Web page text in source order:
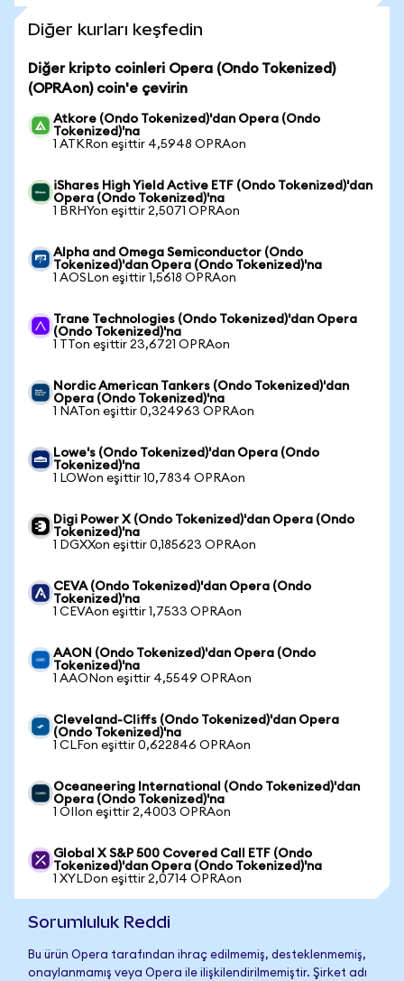
Diğer kurları keşfedin
Diğer kripto coinleri Opera (Ondo Tokenized)
(OPRAon) coin'e çevirin
Atkore (Ondo Tokenized)'dan Opera (Ondo
Tokenized)'na
1 ATKRon eşittir 4,5948 OPRAon
iShares High Yield Active ETF (Ondo Tokenized)'dan
Opera (Ondo Tokenized)'na
1 BRHYon eşittir 2,5071 OPRAon
Alpha and Omega Semiconductor (Ondo
Tokenized)'dan Opera (Ondo Tokenized)'na
1 AOSLon eşittir 1,5618 OPRAon
Trane Technologies (Ondo Tokenized)'dan Opera
(Ondo Tokenized)'na
1 TTon eşittir 23,6721 OPRAon
Nordic American Tankers (Ondo Tokenized)'dan
Opera (Ondo Tokenized)'na
1 NATon eşittir 0,324963 OPRAon
Lowe's (Ondo Tokenized)'dan Opera (Ondo
Tokenized)'na
1 LOWon eşittir 10,7834 OPRAon
Digi Power X (Ondo Tokenized)'dan Opera (Ondo
Tokenized)'na
1 DGXXon eşittir 0,185623 OPRAon
CEVA (Ondo Tokenized)'dan Opera (Ondo
Tokenized)'na
1 CEVAon eşittir 1,7533 OPRAon
AAON (Ondo Tokenized)'dan Opera (Ondo
Tokenized)'na
1 AAONon eşittir 4,5549 OPRAon
Cleveland-Cliffs (Ondo Tokenized)'dan Opera
(Ondo Tokenized)'na
1 CLFon eşittir 0,622846 OPRAon
Oceaneering International (Ondo Tokenized)'dan
Opera (Ondo Tokenized)'na
1 OIIon eşittir 2,4003 OPRAon
Global X S&P 500 Covered Call ETF (Ondo
Tokenized)'dan Opera (Ondo Tokenized)'na
1 XYLDon eşittir 2,0714 OPRAon
Sorumluluk Reddi
Bu ürün Opera tarafından ihraç edilmemiş, desteklenmemiş,
onaylanmamış veya Opera ile ilişkilendirilmemiştir. Şirket adı